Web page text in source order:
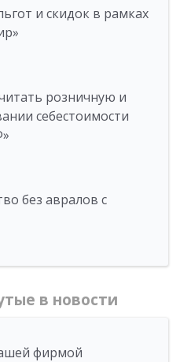
и скидок в рамках
розничную и
себестоимости
без авралов с
в новости
фирмой